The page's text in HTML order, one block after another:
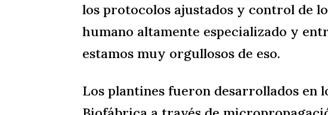
los protocolos ajustados y control de
humano altamente especializado y
estamos muy orgullosos de eso.
Los plantines fueron desarrollados en